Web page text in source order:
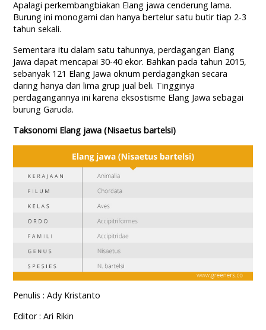
Apalagi perkembangbiakan Elang jawa cenderung lama.
Burung ini monogami dan hanya bertelur satu butir tiap 2-3
tahun sekali.
Sementara itu dalam satu tahunnya, perdagangan Elang
Jawa dapat mencapai 30-40 ekor. Bahkan pada tahun 2015,
sebanyak 121 Elang Jawa oknum perdagangkan secara
daring hanya dari lima grup jual beli. Tingginya
perdagangannya ini karena eksostisme Elang Jawa sebagai
burung Garuda.
Taksonomi Elang jawa (Nisaetus bartelsi)
Penulis : Ady Kristanto
Editor : Ari Rikin